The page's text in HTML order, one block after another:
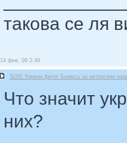
такова се ля
14 фев, 09 2:49
SOS! Украли фото! Борюсь за авторские
Что значит
них?